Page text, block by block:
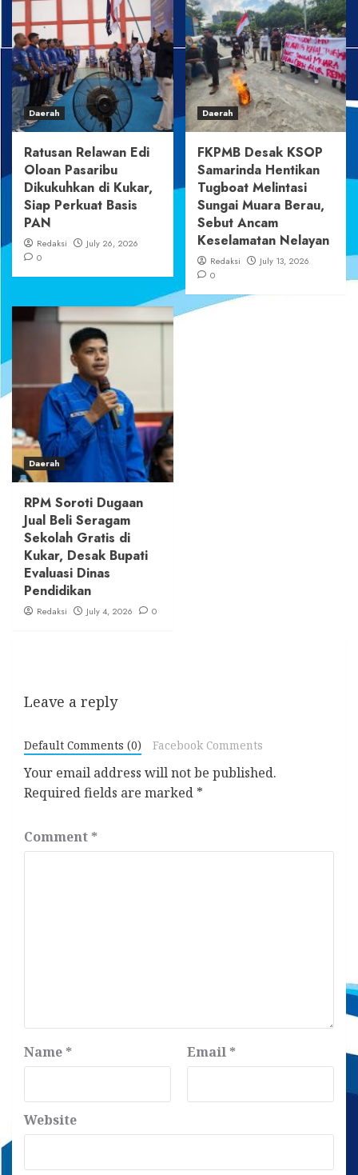
Daerah
Ratusan Relawan Edi
Oloan Pasaribu
Dikukuhkan di Kukar,
Siap Perkuat Basis
PAN
Redaksi
July 26, 2026
0
Daerah
FKPMB Desak KSOP
Samarinda Hentikan
Tugboat Melintasi
Sungai Muara Berau,
Sebut Ancam
Keselamatan Nelayan
Redaksi
July 13, 2026
0
Daerah
RPM Soroti Dugaan
Jual Beli Seragam
Sekolah Gratis di
Kukar, Desak Bupati
Evaluasi Dinas
Pendidikan
Redaksi July 4, 2026 0
Leave a reply
Default Comments (0) Facebook Comments
Your email address will not be published.
Required fields are marked *
Comment *
Name * Email *
Website